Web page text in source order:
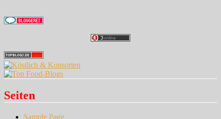
Seiten
Sample Page